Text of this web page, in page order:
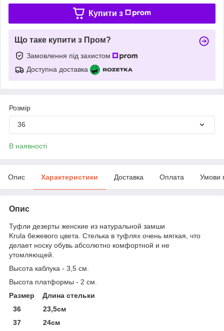
Купити з
Що таке купити з Пром?
Замовлення під захистом
Доступна доставка
Розмір
36
В наявності
Опис Характеристики Доставка Оплата Умови
Опис
Туфли дезерты женские из натуральной замши
Krula бежевого цвета. Стелька в туфлях очень мягкая, что
делает носку обувь абсолютно комфортной и не
утомляющей.
Высота каблука - 3,5 см.
Высота платформы - 2 см.
Размер Длина стельки
36 23,5см
37 24см